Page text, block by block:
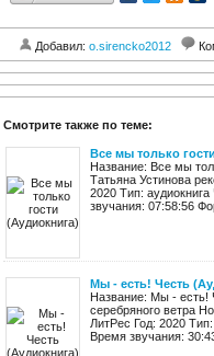
Добавил: o.sirencko2012
Смотрите также по теме:
Все мы только
Название: Все мы
Татьяна Устинова
2020 Тип:
звучания: 07:58:56
Мы - есть! Честь
Название: Мы - есть!
серебряного ветра
ЛитРес Год: 2020
Время звучания: